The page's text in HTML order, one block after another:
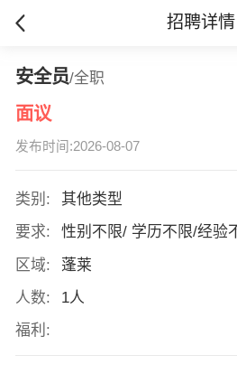
招聘详情
安全员/全职
面议
发布时间:2026-08-07
类别:
其他类型
要求:
性别不限/ 学历不限/经验
区域:
蓬莱
人数:
1人
福利: